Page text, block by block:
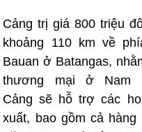
Cảng trị giá 800 triệu
khoảng 110 km về
Bauan ở Batangas,
thương mại ở Nam
Cảng sẽ hỗ trợ các
xuất, bao gồm cả